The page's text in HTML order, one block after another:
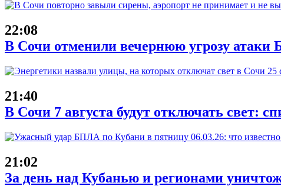
22:08
В Сочи отменили вечернюю угрозу атаки
21:40
В Сочи 7 августа будут отключать свет:
21:02
За день над Кубанью и регионами